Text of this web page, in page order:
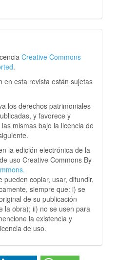
Creative Commons
.
en esta revista están sujetas
los derechos patrimoniales
y favorece y
mismas bajo la licencia de
la edición electrónica de la
uso Creative Commons By
pueden copiar, usar, difundir,
siempre que: i) se
de su publicación
la obra); ii) no se usen para
la existencia y
de uso.